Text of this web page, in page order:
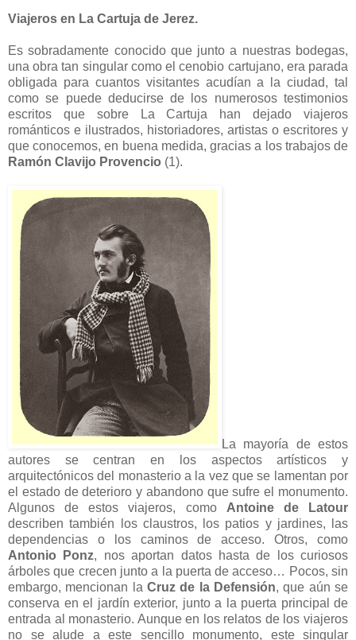
Viajeros en La Cartuja de Jerez.
Es sobradamente conocido que junto a nuestras bodegas,
una obra tan singular como el cenobio cartujano, era parada
obligada para cuantos visitantes acudían a la ciudad, tal
como se puede deducirse de los numerosos testimonios
escritos que sobre La Cartuja han dejado viajeros
románticos e ilustrados, historiadores, artistas o escritores y
que conocemos, en buena medida, gracias a los trabajos de
Ramón Clavijo Provencio (1).
La mayoría de estos
autores se centran en los aspectos artísticos y
arquitectónicos del monasterio a la vez que se lamentan por
el estado de deterioro y abandono que sufre el monumento.
Algunos de estos viajeros, como Antoine de Latour
describen también los claustros, los patios y jardines, las
dependencias o los caminos de acceso. Otros, como
Antonio Ponz, nos aportan datos hasta de los curiosos
árboles que crecen junto a la puerta de acceso… Pocos, sin
embargo, mencionan la Cruz de la Defensión, que aún se
conserva en el jardín exterior, junto a la puerta principal de
entrada al monasterio. Aunque en los relatos de los viajeros
no se alude a este sencillo monumento, este singular